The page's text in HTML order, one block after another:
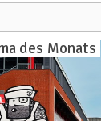
des Monats